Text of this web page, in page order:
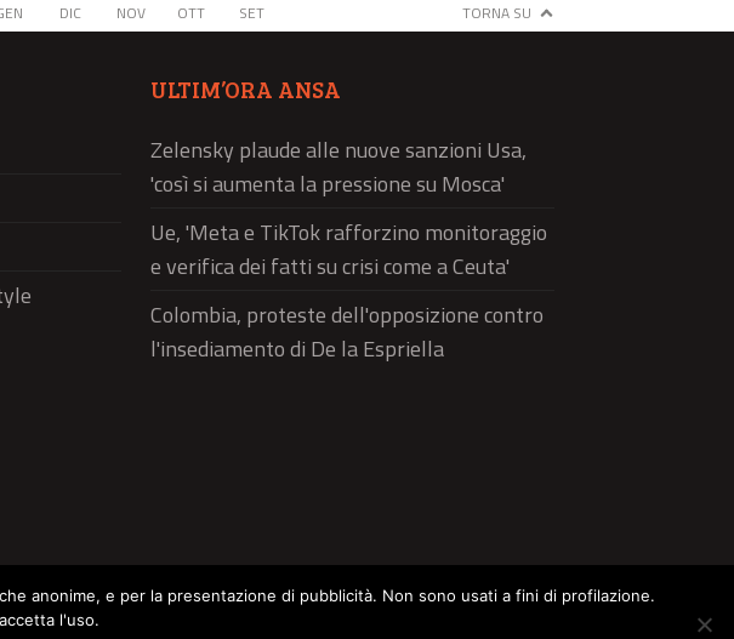
DIC NOV OTT SET TORNA SU
ULTIM’ORA ANSA
Zelensky plaude alle nuove sanzioni Usa,
'così si aumenta la pressione su Mosca'
Ue, 'Meta e TikTok rafforzino monitoraggio
e verifica dei fatti su crisi come a Ceuta'
Colombia, proteste dell'opposizione contro
l'insediamento di De la Espriella
anonime, e per la presentazione di pubblicità. Non sono usati a fini di profilazione.
l'uso.